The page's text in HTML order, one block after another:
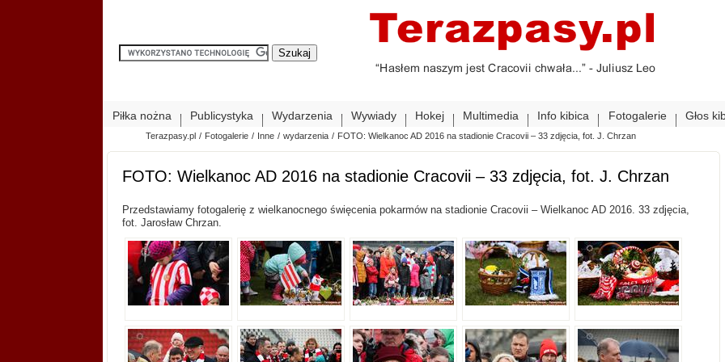
Piłka nożna Publicystyka Wydarzenia Wywiady Hokej Multimedia Info kibica Fotogalerie Głos
Terazpasy.pl / Fotogalerie / Inne / wydarzenia / FOTO: Wielkanoc AD 2016 na stadionie Cracovii – 33 zdjęcia, fot. J. Chrzan
FOTO: Wielkanoc AD 2016 na stadionie Cracovii – 33 zdjęcia, fot. J. Chrzan
Przedstawiamy fotogalerię z wielkanocnego święcenia pokarmów na stadionie Cracovii – Wielkanoc AD 2016. 33 zdjęcia,
fot. Jarosław Chrzan.